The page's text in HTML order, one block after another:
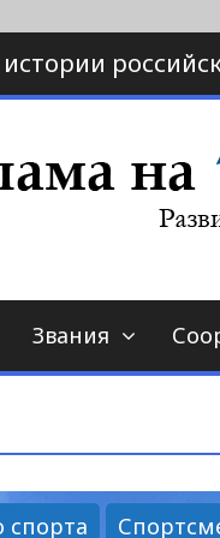
Звания
спорта